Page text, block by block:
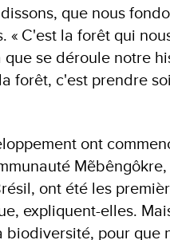
que nous
« C'est la forêt qui
se déroule notre
forêt, c'est prendre
ont
ont été les
expliquent-elles.
pour que